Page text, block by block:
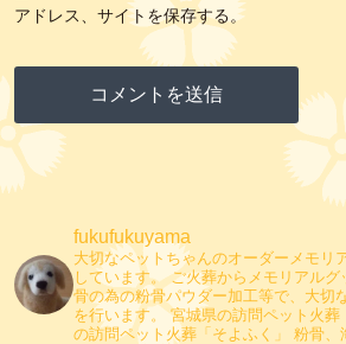
アドレス、サイトを保存する。
fukufukuyama
大切なペットちゃんのオーダーメモリ
しています。ご火葬からメモリアルグ
骨の為の粉骨パウダー加工等で、大切
を行います。宮城県の訪問ペット火葬
の訪問ペット火葬「そよふく」
粉骨、